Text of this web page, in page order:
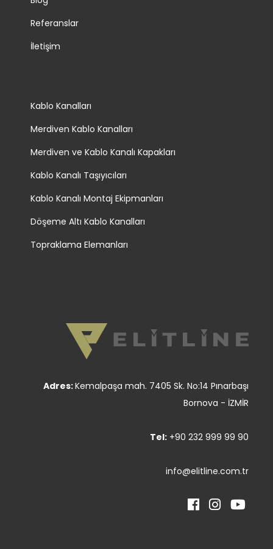
Referanslar
İletişim
Kablo Kanalları
Merdiven Kablo Kanalları
Merdiven ve Kablo Kanalı Kapakları
Kablo Kanalı Taşıyıcıları
Kablo Kanalı Montaj Ekipmanları
Döşeme Altı Kablo Kanalları
Topraklama Elemanları
Adres:Kemalpaşa mah. 7405 Sk. No:14 Pınarbaşı
Bornova - İZMİR
Tel: +90 232 999 99 90
info@elitline.com.tr